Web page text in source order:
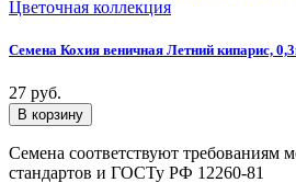
Семена Кохия веничная Летний кипарис,
27 руб.
Семена соответствуют требованиям
стандартов и ГОСТу РФ 12260-81